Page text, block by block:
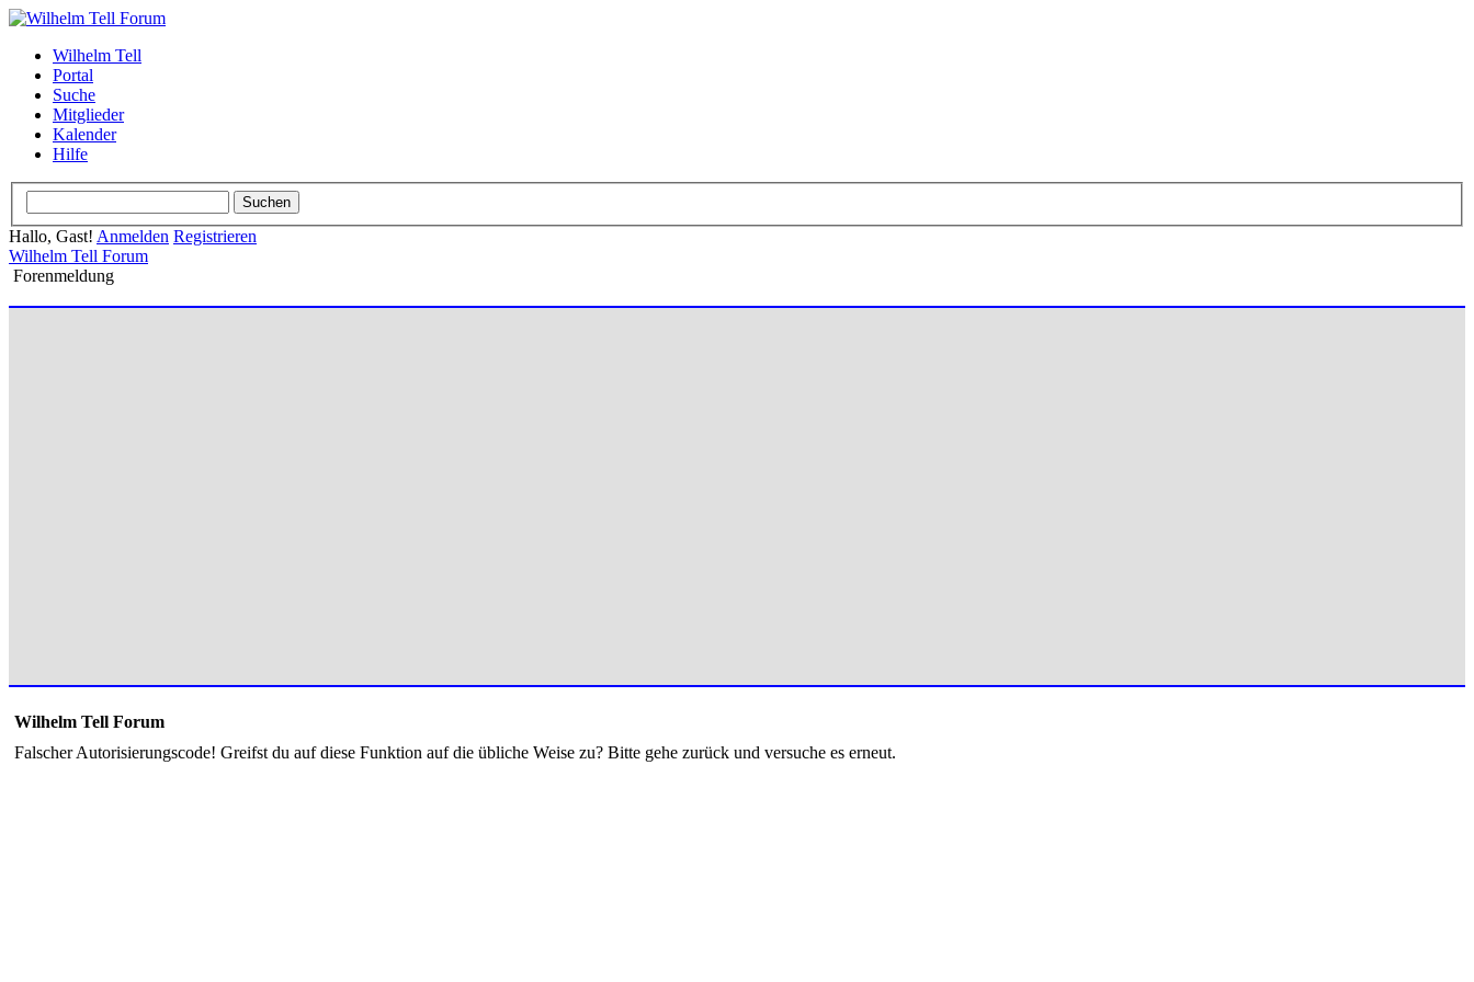
Wilhelm Tell
Portal
Suche
Mitglieder
Kalender
Hilfe
Hallo, Gast! Anmelden Registrieren
Wilhelm Tell Forum
Forenmeldung
Wilhelm Tell Forum
Falscher Autorisierungscode! Greifst du auf diese Funktion auf die übliche Weise zu? Bitte gehe zurück und versuche es erneut.